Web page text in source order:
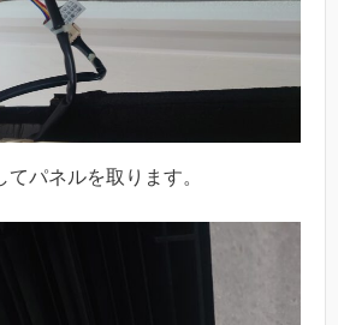
パネルを取ります。